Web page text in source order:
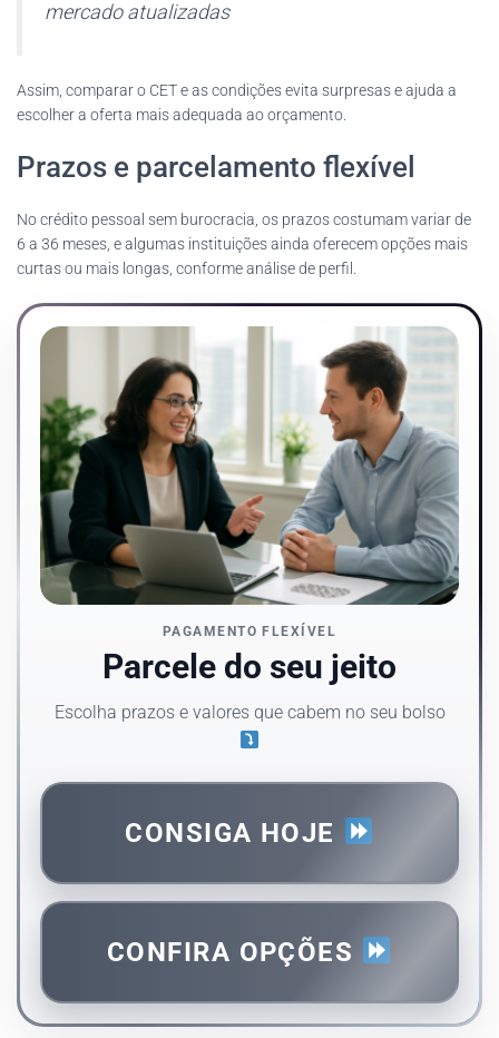
mercado atualizadas
Assim, comparar o CET e as condições evita surpresas e ajuda a
escolher a oferta mais adequada ao orçamento.
Prazos e parcelamento flexível
No crédito pessoal sem burocracia, os prazos costumam variar de
6 a 36 meses, e algumas instituições ainda oferecem opções mais
curtas ou mais longas, conforme análise de perfil.
PAGAMENTO FLEXÍVEL
Parcele do seu jeito
Escolha prazos e valores que cabem no seu bolso
CONSIGA HOJE
CONFIRA OPÇÕES